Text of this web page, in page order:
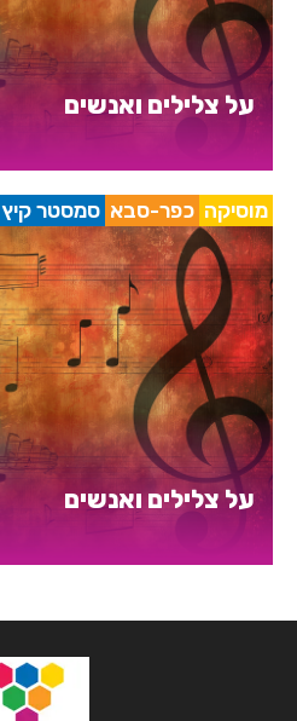
על צלילים ואנשים
מוסיקה כפר-סבא סמסטר קיץ
על צלילים ואנשים